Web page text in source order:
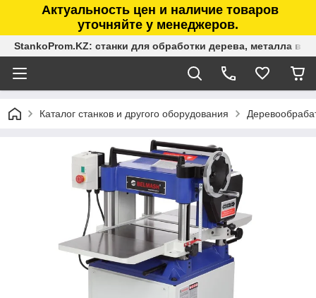
Актуальность цен и наличие товаров
уточняйте у менеджеров.
StankoProm.KZ: станки для обработки дерева, металла в
Каталог станков и другого оборудования